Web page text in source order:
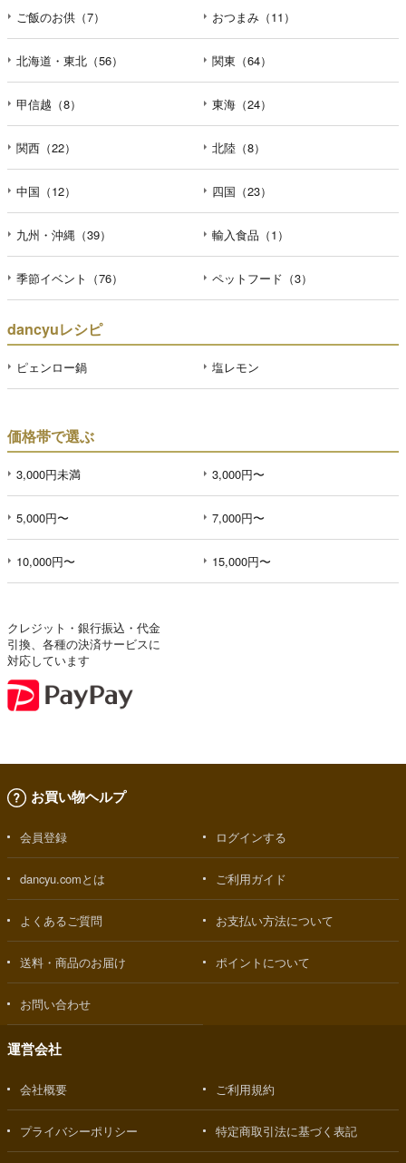
ご飯のお供（7） おつまみ（11）
北海道・東北（56） 関東（64）
甲信越（8） 東海（24）
関西（22） 北陸（8）
中国（12） 四国（23）
九州・沖縄（39） 輸入食品（1）
季節イベント（76） ペットフード（3）
dancyuレシピ
ピェンロー鍋 塩レモン
価格帯で選ぶ
3,000円未満 3,000円〜
5,000円〜 7,000円〜
10,000円〜 15,000円〜
クレジット・銀行振込・代金
引換、各種の決済サービスに
対応しています
お買い物ヘルプ
会員登録 ログインする
dancyu.comとは ご利用ガイド
よくあるご質問 お支払い方法について
送料・商品のお届け ポイントについて
お問い合わせ
運営会社
会社概要 ご利用規約
プライバシーポリシー 特定商取引法に基づく表記